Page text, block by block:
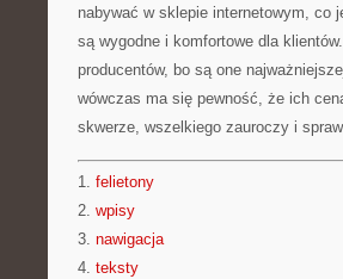
nabywać w sklepie internetowym, co
są wygodne i komfortowe dla
producentów, bo są one
wówczas ma się pewność, że ich
skwerze, wszelkiego zauroczy i
1. felietony
2. wpisy
3. nawigacja
4. teksty